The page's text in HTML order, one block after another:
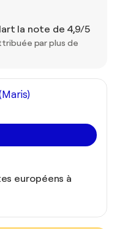
la note de 4,9/5
par plus de
européens à